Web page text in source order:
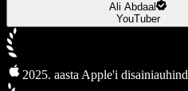
Ali Abdaal
YouTuber
2025. aasta Apple'i disainiauhind